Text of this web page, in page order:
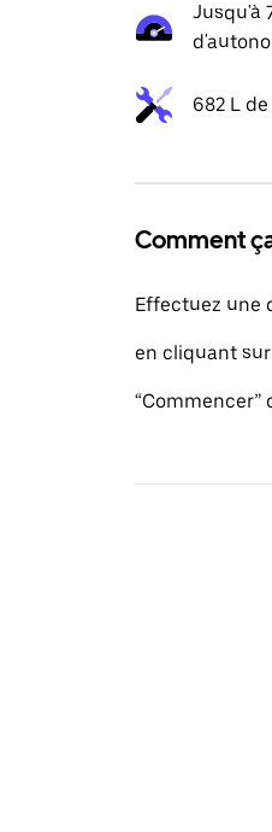
Jusqu'à
682 L
Comment
Effectuez une
en cliquant
“Commencer”